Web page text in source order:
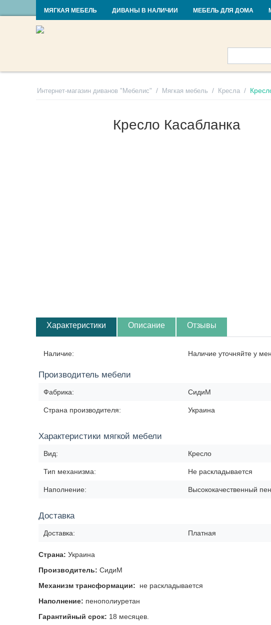
RU UA Контакты
МЯГКАЯ МЕБЕЛЬ ДИВАНЫ В НАЛИЧИИ МЕБЕЛЬ ДЛЯ ДОМА
Интернет-магазин диванов "Мебелис" / Мягкая мебель / Кресла /
Кресло Касабланка
Характеристики Описание Отзывы
Наличие: Наличие уточняйте у
Производитель мебели
Фабрика: СидиМ
Страна производителя: Украина
Характеристики мягкой мебели
Вид: Кресло
Тип механизма: Не раскладывается
Наполнение: Высококачественный
Доставка
Доставка: Платная
Страна: Украина
Производитель: СидиМ
Механизм трансформации:
не раскладывается
Наполнение: пенополиуретан
Гарантийный срок: 18 месяцев.